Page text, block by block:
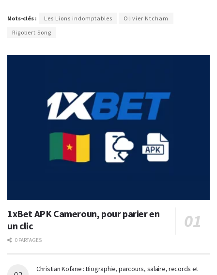
Mots-clés : Les Lions indomptables
Olivier Ntcham
Rigobert Song
1xBet APK Cameroun, pour parier en
un clic
0 PARTAGES
Christian Kofane : Biographie, parcours, salaire, records et